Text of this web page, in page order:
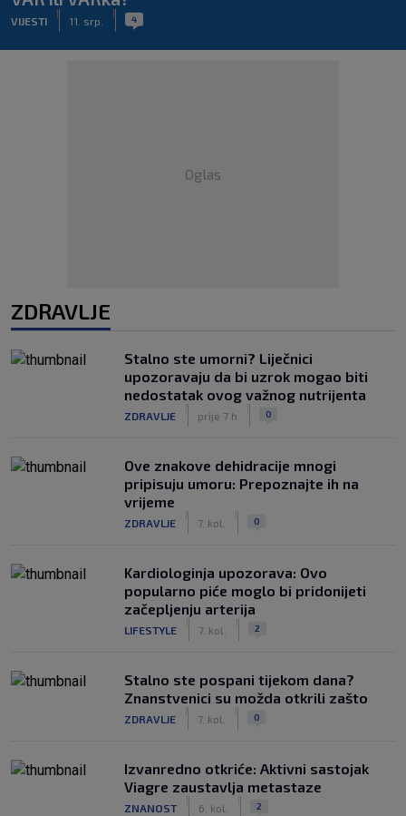
VIJESTI 11. srp. 4
Oglas
ZDRAVLJE
Stalno ste umorni? Liječnici
upozoravaju da bi uzrok mogao biti
nedostatak ovog važnog nutrijenta
ZDRAVLJE prije 7 h 0
Ove znakove dehidracije mnogi
pripisuju umoru: Prepoznajte ih na
vrijeme
ZDRAVLJE 7. kol. 0
Kardiologinja upozorava: Ovo
popularno piće moglo bi pridonijeti
začepljenju arterija
LIFESTYLE 7. kol. 2
Stalno ste pospani tijekom dana?
Znanstvenici su možda otkrili zašto
ZDRAVLJE 7. kol. 0
Izvanredno otkriće: Aktivni sastojak
Viagre zaustavlja metastaze
ZNANOST 6. kol. 2